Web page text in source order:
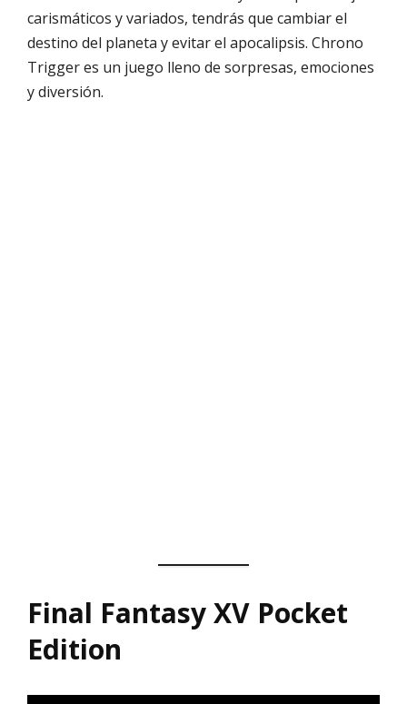
carismáticos y variados, tendrás que cambiar el
destino del planeta y evitar el apocalipsis. Chrono
Trigger es un juego lleno de sorpresas, emociones
y diversión.
Final Fantasy XV Pocket
Edition